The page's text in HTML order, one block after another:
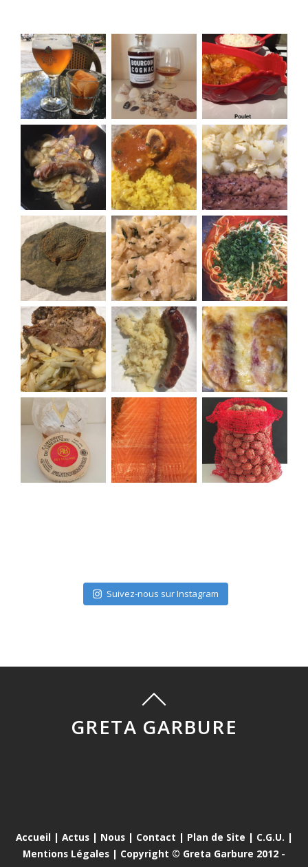
Suivez-nous sur Instagram
GRETA GARBURE
Accueil | Actus| Nous| Contact | Plan de Site | C.G.U. |
Mentions Légales | Copyright © Greta Garbure 2012 -